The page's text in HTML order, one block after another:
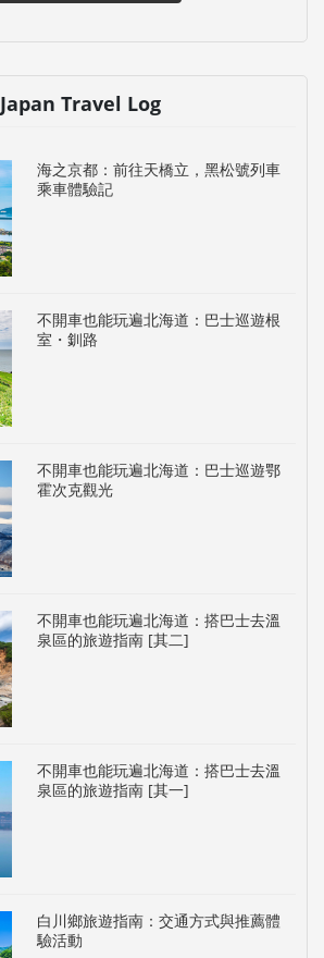
Japan Travel Log
海之京都：前往天橋立，黑松號列車
乘車體驗記
不開車也能玩遍北海道：巴士巡遊根
室・釧路
不開車也能玩遍北海道：巴士巡遊鄂
霍次克觀光
不開車也能玩遍北海道：搭巴士去溫
泉區的旅遊指南 [其二]
不開車也能玩遍北海道：搭巴士去溫
泉區的旅遊指南 [其一]
白川鄉旅遊指南：交通方式與推薦體
驗活動